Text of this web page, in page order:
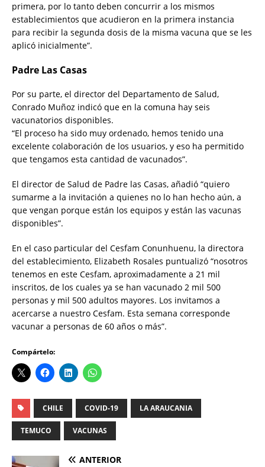
primera, por lo tanto deben concurrir a los mismos
establecimientos que acudieron en la primera instancia
para recibir la segunda dosis de la misma vacuna que se les
aplicó inicialmente”.
Padre Las Casas
Por su parte, el director del Departamento de Salud,
Conrado Muñoz indicó que en la comuna hay seis
vacunatorios disponibles.
“El proceso ha sido muy ordenado, hemos tenido una
excelente colaboración de los usuarios, y eso ha permitido
que tengamos esta cantidad de vacunados”.
El director de Salud de Padre las Casas, añadió “quiero
sumarme a la invitación a quienes no lo han hecho aún, a
que vengan porque están los equipos y están las vacunas
disponibles”.
En el caso particular del Cesfam Conunhuenu, la directora
del establecimiento, Elizabeth Rosales puntualizó “nosotros
tenemos en este Cesfam, aproximadamente a 21 mil
inscritos, de los cuales ya se han vacunado 2 mil 500
personas y mil 500 adultos mayores. Los invitamos a
acercarse a nuestro Cesfam. Esta semana corresponde
vacunar a personas de 60 años o más”.
Compártelo:
CHILE COVID-19 LA ARAUCANIA
TEMUCO VACUNAS
ANTERIOR